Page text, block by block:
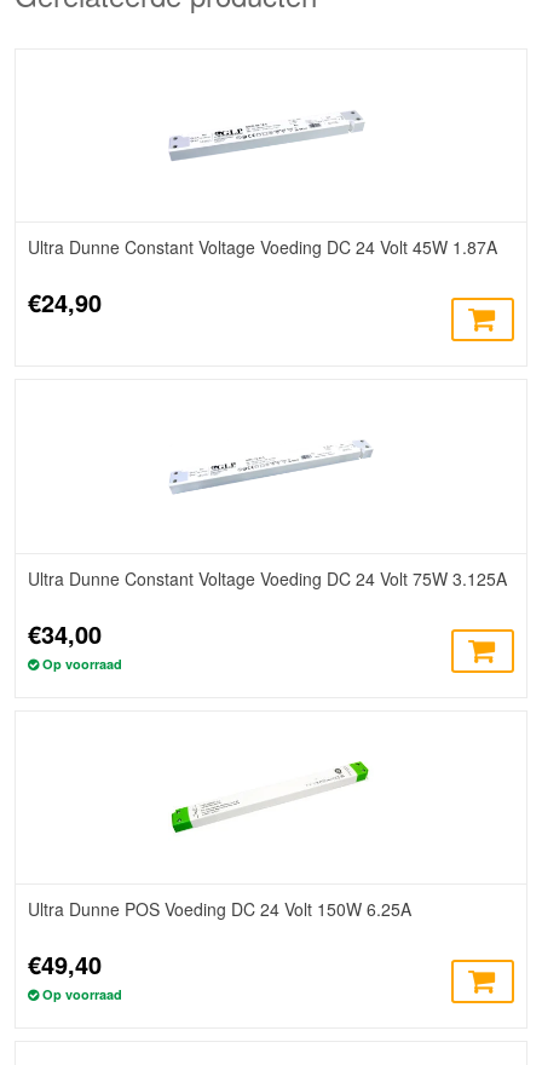
Ultra Dunne Constant Voltage Voeding DC 24 Volt 45W 1.87A
€24,90
Ultra Dunne Constant Voltage Voeding DC 24 Volt 75W 3.125A
€34,00
Op voorraad
Ultra Dunne POS Voeding DC 24 Volt 150W 6.25A
€49,40
Op voorraad